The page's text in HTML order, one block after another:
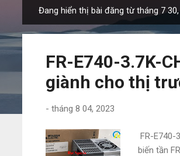
à
Đang hiển thị bài đăng từ tháng 7 30,
FR-E740-3.7K-
giành cho thị
- tháng 8 04, 2023
FR-
biến tần